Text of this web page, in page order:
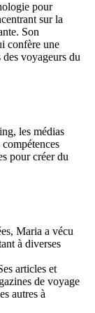
pour
sur la
Son
confère une
voyageurs du
les médias
pour créer du
Maria a vécu
à diverses
articles et
de voyage
autres à